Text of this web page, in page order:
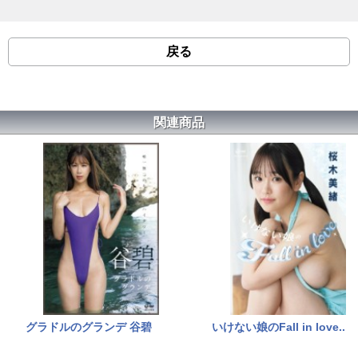
戻る
関連商品
グラドルのグランデ 谷碧 いけない娘のFall in love..